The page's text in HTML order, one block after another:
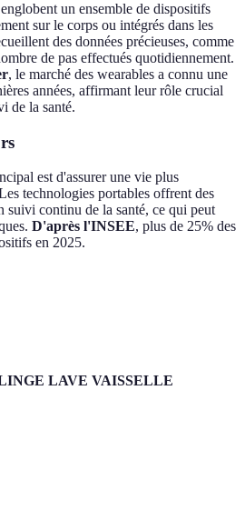
un ensemble de dispositifs
sur le corps ou intégrés dans les
des données précieuses, comme
de pas effectués quotidiennement.
, le marché des wearables a connu une
années, affirmant leur rôle crucial
de la santé.
est d'assurer une vie plus
technologies portables offrent des
suivi continu de la santé, ce qui peut
D'après l'INSEE, plus de 25% des
en 2025.
LAVE VAISSELLE